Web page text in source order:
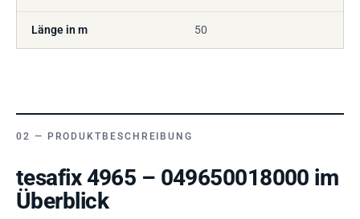
Länge in m 50
PRODUKTBESCHREIBUNG
tesafix 4965 – 049650018000 im
Überblick